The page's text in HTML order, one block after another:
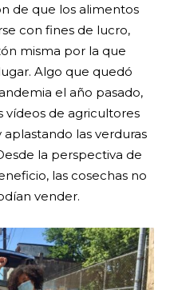
de que los alimentos
con fines de lucro,
misma por la que
Algo que quedó
el año pasado,
vídeos de agricultores
las verduras
la perspectiva de
las cosechas no
vender.